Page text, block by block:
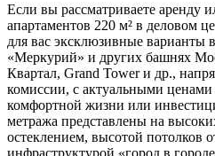
Если вы рассматриваете аренду
апартаментов 220 м² в деловом
для вас эксклюзивные
«Меркурий» и других башнях
Квартал, Grand Tower и др.,
комиссии, с актуальными
комфортной жизни или
метража представлены на
остеклением, высотой потолков
инфраструктурой «город в